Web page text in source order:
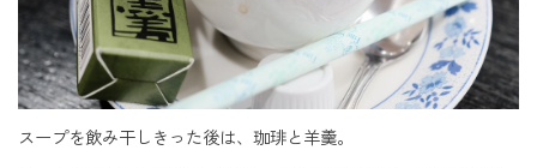
スープを飲み干しきった後は、珈琲と羊羹。